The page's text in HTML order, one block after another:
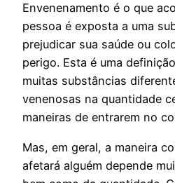
Envenenamento é o que
pessoa é exposta a uma
prejudicar sua saúde ou
perigo. Esta é uma
muitas substâncias
venenosas na quantidade
maneiras de entrarem no
Mas, em geral, a maneira
afetará alguém depende